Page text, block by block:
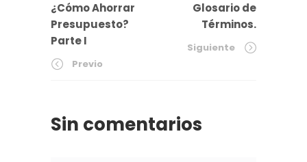
¿Cómo Ahorrar
Presupuesto?
Parte I
Previo
Glosario de
Términos.
Siguiente
Sin comentarios